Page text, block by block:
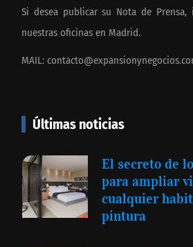
Si desea publicar su Nota de
nuestras oficinas en Madrid.
MAIL:
Últimas noticias
El secreto de
para ampliar
cualquier
pintura